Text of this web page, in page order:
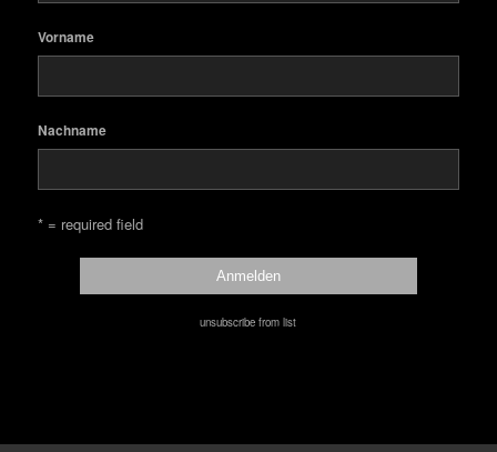
Vorname
Nachname
* = required field
unsubscribe from list